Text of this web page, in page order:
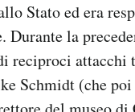
Stato ed era
Durante la
reciproci
Schmidt (che poi